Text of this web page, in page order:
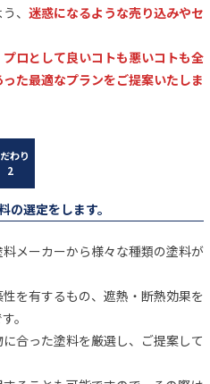
、 迷惑になるような売り込みやセ
プロとして良いコトも悪いコトも全
た最適なプランをご提案いたしま
の選定をします。
メーカーから様々な種類の塗料が
を有するもの、遮熱・断熱効果を
。
合った塗料を厳選し、ご提案して